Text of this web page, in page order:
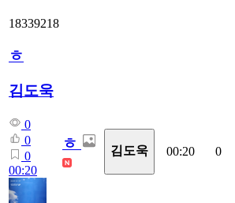
18339218
ㅎ
김도욱
0
0
0
00:20
ㅎ 김도욱 00:20 0